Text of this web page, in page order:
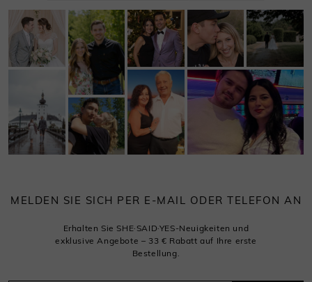
MELDEN SIE SICH PER E-MAIL ODER TELEFON AN
Erhalten Sie SHE·SAID·YES-Neuigkeiten und
exklusive Angebote – 33 € Rabatt auf Ihre erste
Bestellung.